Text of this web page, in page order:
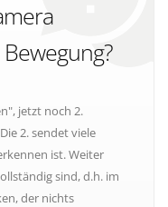
jetzt noch 2.
2. sendet viele
ist. Weiter
sind, d.h. im
der nichts